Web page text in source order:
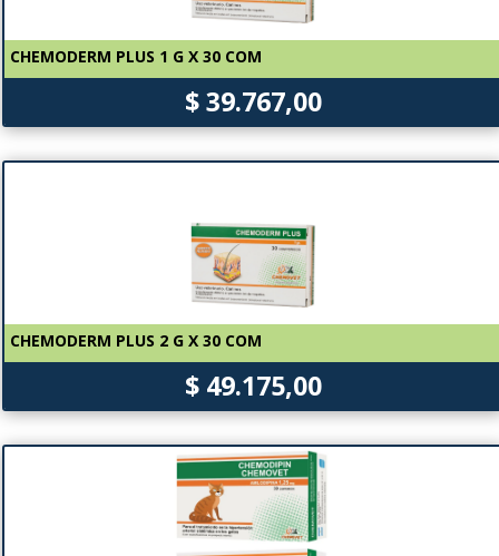
CHEMODERM PLUS 1 G X 30 COM
$ 39.767,00
CHEMODERM PLUS 2 G X 30 COM
$ 49.175,00